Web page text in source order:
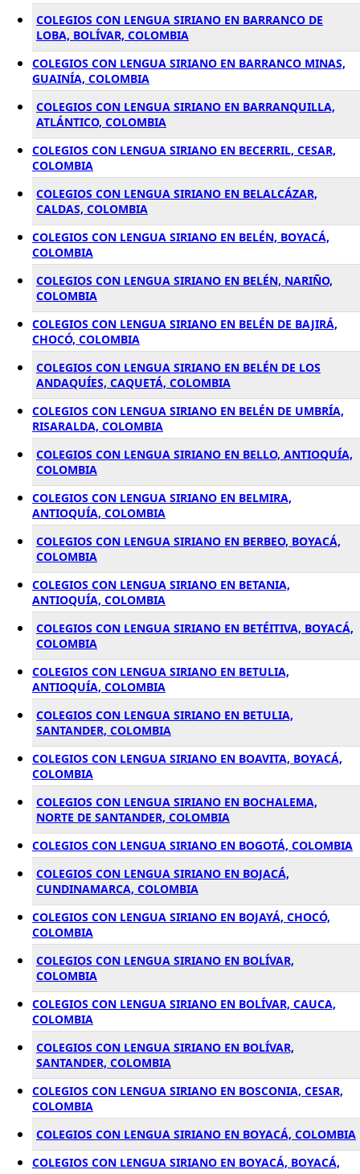
COLEGIOS CON LENGUA SIRIANO EN BARRANCO DE
LOBA, BOLÍVAR, COLOMBIA
COLEGIOS CON LENGUA SIRIANO EN BARRANCO MINAS,
GUAINÍA, COLOMBIA
COLEGIOS CON LENGUA SIRIANO EN BARRANQUILLA,
ATLÁNTICO, COLOMBIA
COLEGIOS CON LENGUA SIRIANO EN BECERRIL, CESAR,
COLOMBIA
COLEGIOS CON LENGUA SIRIANO EN BELALCÁZAR,
CALDAS, COLOMBIA
COLEGIOS CON LENGUA SIRIANO EN BELÉN, BOYACÁ,
COLOMBIA
COLEGIOS CON LENGUA SIRIANO EN BELÉN, NARIÑO,
COLOMBIA
COLEGIOS CON LENGUA SIRIANO EN BELÉN DE BAJIRÁ,
CHOCÓ, COLOMBIA
COLEGIOS CON LENGUA SIRIANO EN BELÉN DE LOS
ANDAQUÍES, CAQUETÁ, COLOMBIA
COLEGIOS CON LENGUA SIRIANO EN BELÉN DE UMBRÍA,
RISARALDA, COLOMBIA
COLEGIOS CON LENGUA SIRIANO EN BELLO, ANTIOQUÍA,
COLOMBIA
COLEGIOS CON LENGUA SIRIANO EN BELMIRA,
ANTIOQUÍA, COLOMBIA
COLEGIOS CON LENGUA SIRIANO EN BERBEO, BOYACÁ,
COLOMBIA
COLEGIOS CON LENGUA SIRIANO EN BETANIA,
ANTIOQUÍA, COLOMBIA
COLEGIOS CON LENGUA SIRIANO EN BETÉITIVA, BOYACÁ,
COLOMBIA
COLEGIOS CON LENGUA SIRIANO EN BETULIA,
ANTIOQUÍA, COLOMBIA
COLEGIOS CON LENGUA SIRIANO EN BETULIA,
SANTANDER, COLOMBIA
COLEGIOS CON LENGUA SIRIANO EN BOAVITA, BOYACÁ,
COLOMBIA
COLEGIOS CON LENGUA SIRIANO EN BOCHALEMA,
NORTE DE SANTANDER, COLOMBIA
COLEGIOS CON LENGUA SIRIANO EN BOGOTÁ, COLOMBIA
COLEGIOS CON LENGUA SIRIANO EN BOJACÁ,
CUNDINAMARCA, COLOMBIA
COLEGIOS CON LENGUA SIRIANO EN BOJAYÁ, CHOCÓ,
COLOMBIA
COLEGIOS CON LENGUA SIRIANO EN BOLÍVAR,
COLOMBIA
COLEGIOS CON LENGUA SIRIANO EN BOLÍVAR, CAUCA,
COLOMBIA
COLEGIOS CON LENGUA SIRIANO EN BOLÍVAR,
SANTANDER, COLOMBIA
COLEGIOS CON LENGUA SIRIANO EN BOSCONIA, CESAR,
COLOMBIA
COLEGIOS CON LENGUA SIRIANO EN BOYACÁ, COLOMBIA
COLEGIOS CON LENGUA SIRIANO EN BOYACÁ, BOYACÁ,